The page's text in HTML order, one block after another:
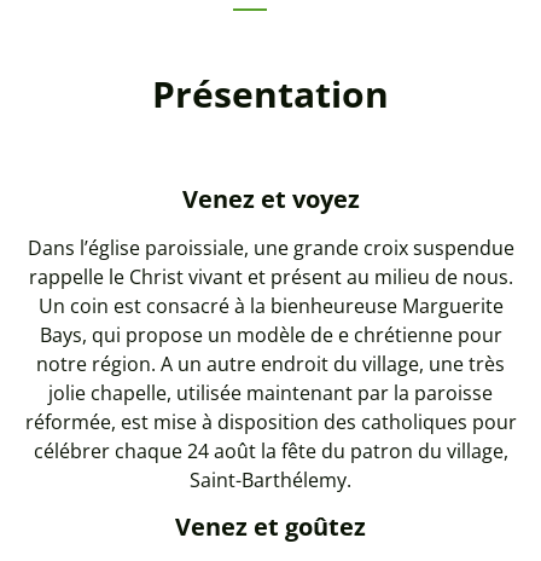
Présentation
Venez et voyez
Dans l’église paroissiale, une grande croix suspendue
rappelle le Christ vivant et présent au milieu de nous.
Un coin est consacré à la bienheureuse Marguerite
Bays, qui propose un modèle de e chrétienne pour
notre région. A un autre endroit du village, une très
jolie chapelle, utilisée maintenant par la paroisse
réformée, est mise à disposition des catholiques pour
célébrer chaque 24 août la fête du patron du village,
Saint-Barthélemy.
Venez et goûtez